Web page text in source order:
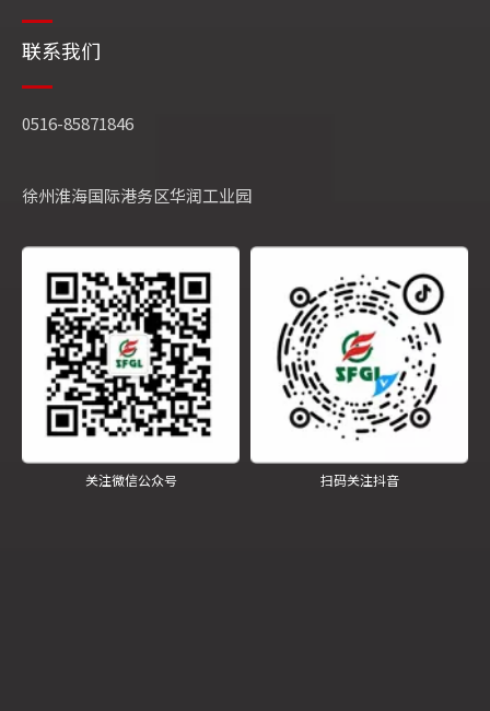
四方锅炉 隆重召开春季动员大会
联系我们
0516-85871846
徐州淮海国际港务区华润工业园
关注微信公众号 扫码关注抖音